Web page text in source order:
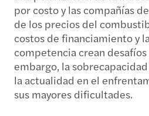
por costo y las compañías
de los precios del
costos de financiamiento y
competencia crean
embargo, la
la actualidad en el
sus mayores dificultades.